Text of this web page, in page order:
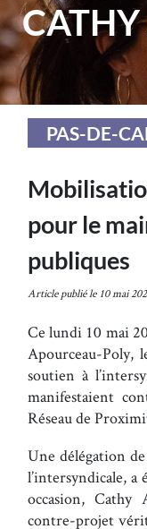
PAS-DE-
pour le
publiques
Article publié le 10 mai
Ce lundi 10 mai
Apourceau-Poly,
soutien à
manifestaient
Réseau de
Une délégation
l’intersyndicale, a
occasion, Cathy
contre-projet